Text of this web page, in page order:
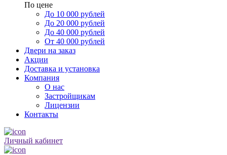
По цене
До 10 000 рублей
До 20 000 рублей
До 40 000 рублей
От 40 000 рублей
Двери на заказ
Акции
Доставка и установка
Компания
О нас
Застройщикам
Лицензии
Контакты
Личный кабинет